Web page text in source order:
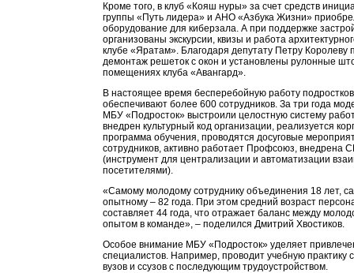
Кроме того, в клуб «Кояш нуры» за счет средств
группы «Путь лидера» и АНО «Азбука Жизни»
оборудование для киберзала. А при поддержке
организованы экскурсии, квизы и работа
клубе «Яратам». Благодаря депутату Петру Королеву
демонтаж решеток с окон и установлены рулонные
помещениях клуба «Авангард».
В настоящее время бесперебойную работу
обеспечивают более 600 сотрудников. За три года
МБУ «Подросток» выстроили целостную систему
внедрен культурный код организации, реализуется
программа обучения, проводятся досуговые
сотрудников, активно работает Профсоюз, внедрена
(инструмент для централизации и автоматизации
посетителями).
«Самому молодому сотруднику объединения 18 лет,
опытному – 82 года. При этом средний возраст
составляет 44 года, что отражает баланс между
опытом в команде», – поделился Дмитрий Хвостиков.
Особое внимание МБУ «Подросток» уделяет
специалистов. Например, проводит учебную практику
вузов и ссузов с последующим трудоустройством.